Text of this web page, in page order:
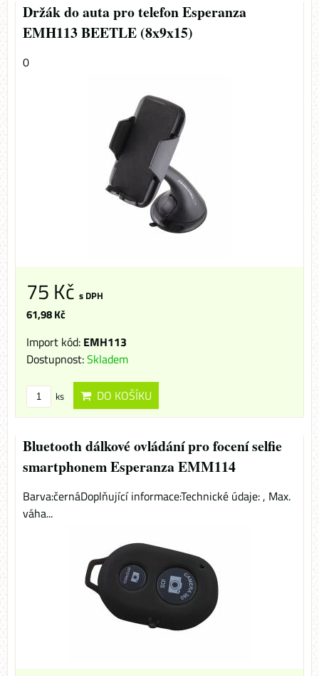
Držák do auta pro telefon Esperanza
EMH113 BEETLE (8x9x15)
0
75 Kč s DPH
61,98 Kč
Import kód: EMH113
Dostupnost:Skladem
ks DO KOŠÍKU
Bluetooth dálkové ovládání pro focení selfie
smartphonem Esperanza EMM114
Barva:černáDoplňující informace:Technické údaje: , Max.
váha...